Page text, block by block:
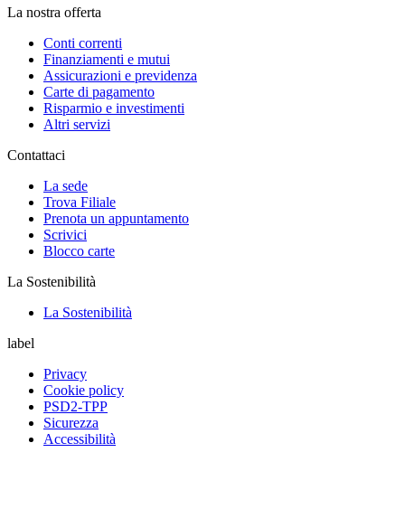
La nostra offerta
Conti correnti
Finanziamenti e mutui
Assicurazioni e previdenza
Carte di pagamento
Risparmio e investimenti
Altri servizi
Contattaci
La sede
Trova Filiale
Prenota un appuntamento
Scrivici
Blocco carte
La Sostenibilità
La Sostenibilità
label
Privacy
Cookie policy
PSD2-TPP
Sicurezza
Accessibilità